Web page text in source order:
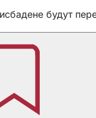
будут